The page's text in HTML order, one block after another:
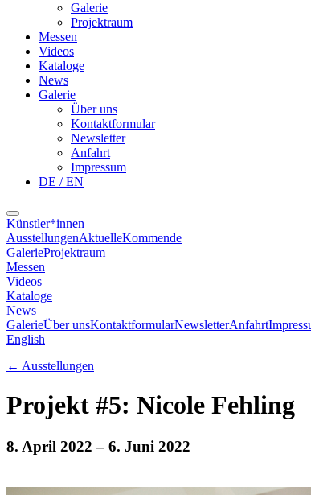
Galerie
Projektraum
Messen
Videos
Kataloge
News
Galerie
Über uns
Kontaktformular
Newsletter
Anfahrt
Impressum
DE / EN
Künstler*innen
AusstellungenAktuelleKommende
GalerieProjektraum
Messen
Videos
Kataloge
News
GalerieÜber unsKontaktformularNewsletterAnfahrt
English
← Ausstellungen
Projekt #5: Nicole Fehling
8. April 2022 – 6. Juni 2022